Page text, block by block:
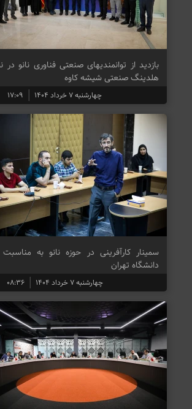
بازدید از توانمندیهای صنعتی فناوری نانو
هلدینگ صنعتی شیشه کاوه
چهارشنبه ۷ خرداد ۱۴۰۴ ۱۷:۰۹
سمینار کارآفرینی در حوزه نانو به
دانشگاه تهران
چهارشنبه ۷ خرداد ۱۴۰۴ ۰۸:۳۶